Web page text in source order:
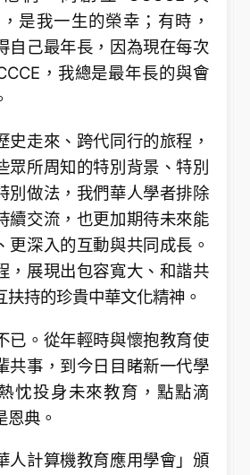
是我一生的榮幸；有時，
自己最年長，因為現在每次
，我總是最年長的與會
史走來、跨代同行的旅程，
眾所周知的特別背景、特別
別做法，我們華人學者排除
續交流，也更加期待未來能
更深入的互動與共同成長。
，展現出包容寬大、和諧共
扶持的珍貴中華文化精神。
已。從年輕時與懷抱教育使
共事，到今日目睹新一代學
忱投身未來教育，點點滴
恩典。
人計算機教育應用學會」頒